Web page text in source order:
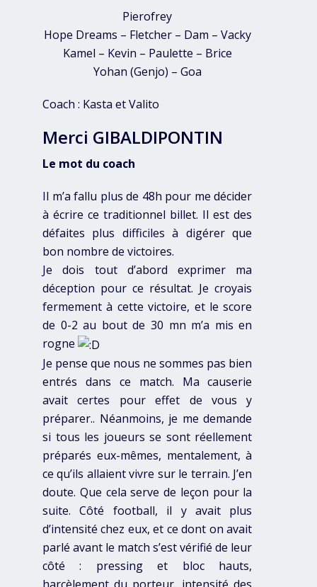
Pierofrey
Hope Dreams – Fletcher – Dam – Vacky
Kamel – Kevin – Paulette – Brice
Yohan (Genjo) – Goa
Coach : Kasta et Valito
Merci GIBALDIPONTIN
Le mot du coach
Il m’a fallu plus de 48h pour me décider
à écrire ce traditionnel billet. Il est des
défaites plus difficiles à digérer que
bon nombre de victoires.
Je dois tout d’abord exprimer ma
déception pour ce résultat. Je croyais
fermement à cette victoire, et le score
de 0-2 au bout de 30 mn m’a mis en
rogne
Je pense que nous ne sommes pas bien
entrés dans ce match. Ma causerie
avait certes pour effet de vous y
préparer.. Néanmoins, je me demande
si tous les joueurs se sont réellement
préparés eux-mêmes, mentalement, à
ce qu’ils allaient vivre sur le terrain. J’en
doute. Que cela serve de leçon pour la
suite. Côté football, il y avait plus
d’intensité chez eux, et ce dont on avait
parlé avant le match s’est vérifié de leur
côté : pressing et bloc hauts,